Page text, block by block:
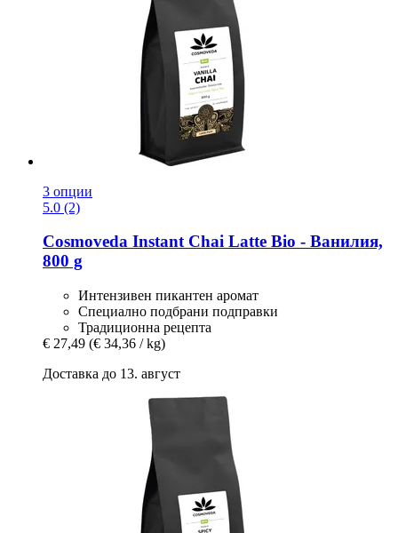
3 опции
5.0 (2)
Cosmoveda Instant Chai Latte Bio -​ Ванилия,
800 g
Интензивен пикантен аромат
Специално подбрани подправки
Традиционна рецепта
€ 27,49 (€ 34,36 / kg)
Доставка до 13. август